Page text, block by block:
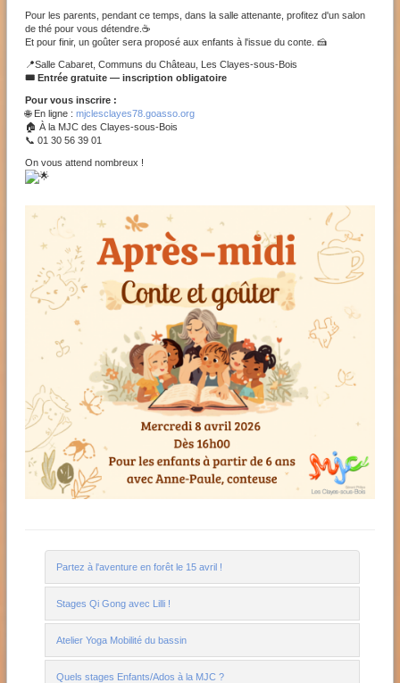
Pour les parents, pendant ce temps, dans la salle attenante, profitez d'un salon
de thé pour vous détendre.☕️
Et pour finir, un goûter sera proposé aux enfants à l'issue du conte. 🍰
📍Salle Cabaret, Communs du Château, Les Clayes-sous-Bois
🎟️ Entrée gratuite — inscription obligatoire
Pour vous inscrire :
🌐 En ligne : mjclesclayes78.goasso.org
🏠 À la MJC des Clayes-sous-Bois
📞 01 30 56 39 01
On vous attend nombreux !
Partez à l'aventure en forêt le 15 avril !
Stages Qi Gong avec Lilli !
Atelier Yoga Mobilité du bassin
Quels stages Enfants/Ados à la MJC ?